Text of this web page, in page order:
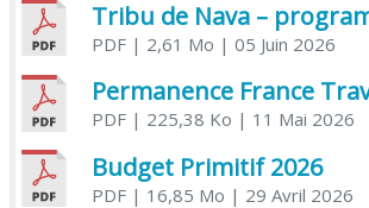
PDF| 2,61 Mo | 05 Juin 2026
PDF| 225,38 Ko | 11 Mai 2026
Budget Primitif 2026
PDF| 16,85 Mo | 29 Avril 2026